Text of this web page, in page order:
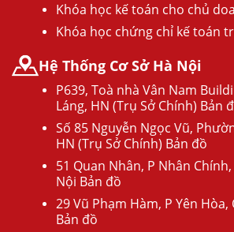
Khóa học kế toán cho chủ
Khóa học chứng chỉ kế toán
Hệ Thống Cơ Sở Hà Nội
P639, Toà nhà Vân Nam
Láng, HN (Trụ Sở Chính) Bản
Số 85 Nguyễn Ngọc Vũ,
HN (Trụ Sở Chính) Bản đồ
51 Quan Nhân, P Nhân
Nội Bản đồ
29 Vũ Phạm Hàm, P Yên Hòa,
Bản đồ